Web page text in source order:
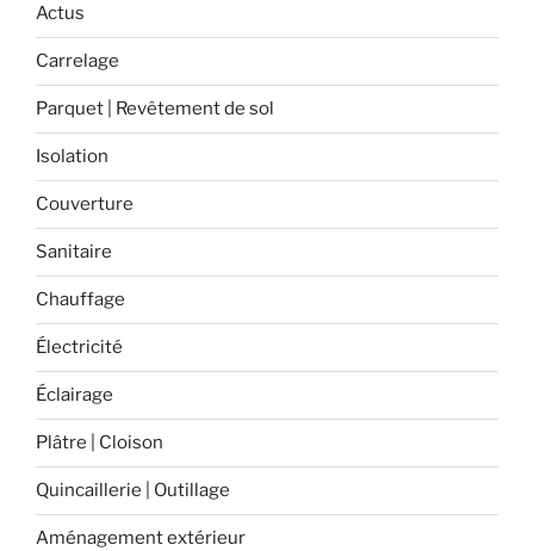
maison
SOPREMA »
Actus
Carrelage
Parquet | Revêtement de sol
Isolation
Couverture
Sanitaire
Chauffage
Électricité
Éclairage
Plâtre | Cloison
Quincaillerie | Outillage
Aménagement extérieur